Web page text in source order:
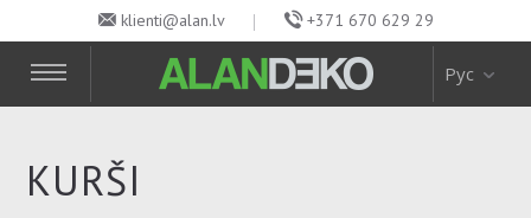
klienti@alan.lv +371 670 629 29
Рус
KURŠI